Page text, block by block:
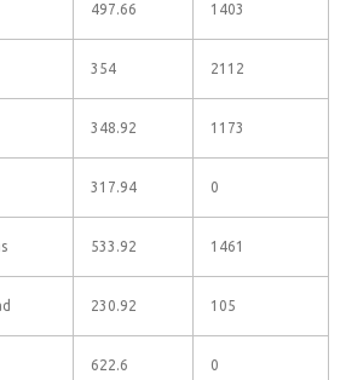
497.66 1403
354 2112
348.92 1173
317.94 0
533.92 1461
230.92 105
622.6 0